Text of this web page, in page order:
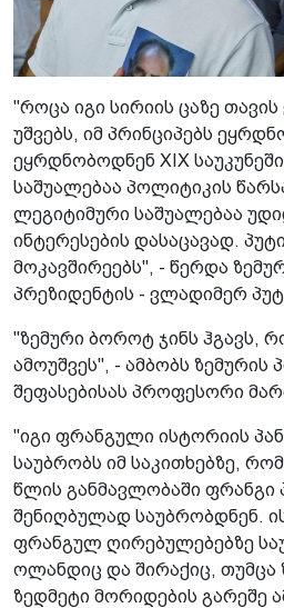
"როცა იგი სირიის ცაზე
უშვებს, იმ პრინციპებს
ეყრდნობოდნენ XIX
საშუალებაა პოლიტიკის
ლეგიტიმური საშუალებაა
ინტერესების დასაცავად.
მოკავშირეებს", - წერდა
პრეზიდენტის - ვლადიმერ
"ზემური ბოროტ ჯინს ჰგავს,
ამოუშვეს", - ამბობს ზემურის
შეფასებისას პროფესორი
"იგი ფრანგული ისტორიის
საუბრობს იმ საკითხებზე,
წლის განმავლობაში ფრანგი
შენიღბულად საუბრობდნენ.
ფრანგულ ღირებულებებზე
ოლანდიც და შირაქიც, თუმცა
ზედმეტი მორიდების გარეშე